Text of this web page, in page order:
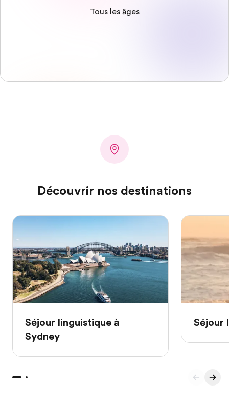
Tous les âges
Découvrir nos destinations
Séjour linguistique à
Sydney
Séjour